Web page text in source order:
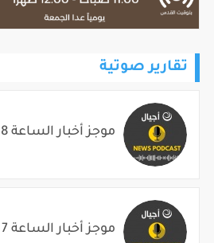
تقارير صوتية
موجز أخبار الساعة 8 م 2026/08/09
موجز أخبار الساعة 7 م 2026/08/09